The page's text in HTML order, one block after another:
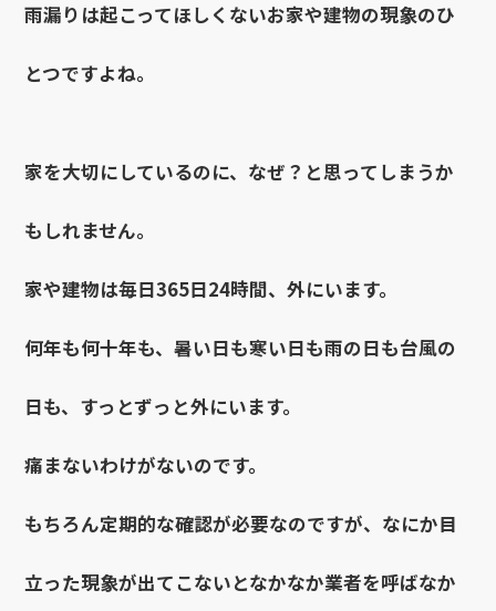
雨漏りは起こってほしくないお家や建物の現象のひ
とつですよね。
家を大切にしているのに、なぜ？と思ってしまうか
もしれません。
家や建物は毎日365日24時間、外にいます。
何年も何十年も、暑い日も寒い日も雨の日も台風の
日も、すっとずっと外にいます。
痛まないわけがないのです。
もちろん定期的な確認が必要なのですが、なにか目
立った現象が出てこないとなかなか業者を呼ばなか